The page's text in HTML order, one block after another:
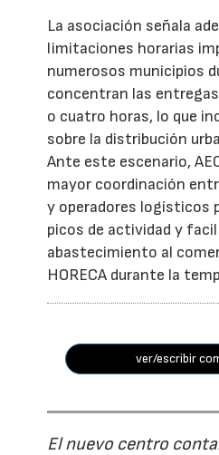
La asociación señala
limitaciones horarias
numerosos municipios
concentran las
o cuatro horas, lo que
sobre la distribución
Ante este escenario,
mayor coordinación
y operadores logísticos
picos de actividad y
abastecimiento al
HORECA durante la
ver/escribir
El nuevo centro